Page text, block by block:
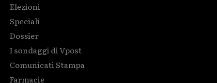
Elezioni
Speciali
Dossier
I sondaggi di Vpost
Comunicati Stampa
Farmacie